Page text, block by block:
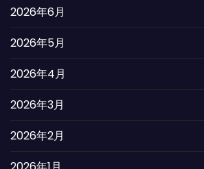
2026年6月
2026年5月
2026年4月
2026年3月
2026年2月